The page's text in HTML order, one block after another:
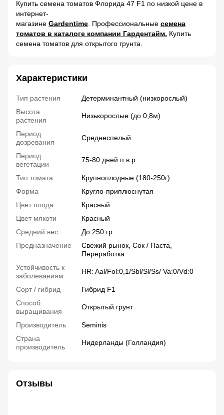
Купить семена томатов Флорида 47 F1 по низкой цене в
интернет-
магазине Gardentime . Профессиональные семена
томатов в каталоге компании Гардентайм. Купить
семена томатов для открытого грунта.
Характеристики
Тип растения
Детерминантный (низкорослый)
Высота
растения
Низькорослые (до 0,8м)
Период
дозревания
Среднеспелый
Период
вегетации
75-80 дней п.в.р.
Тип томата
Крупноплодные (180-250г)
Форма
Кругло-приплюснутая
Цвет плода
Красный
Цвет мякоти
Красный
Средний вес
До 250 гр
Предназначение
Свежий рынок, Сок / Паста,
Переработка
Устойчивость к
заболеваниям
HR: Aal/Fol:0,1/Sbl/Sl/Ss/ Va:0/Vd:0
Сорт / гибрид
Гибрид F1
Способ
выращивания
Открытый грунт
Производитель
Seminis
Страна
производитель
Нидерланды (Голландия)
Отзывы